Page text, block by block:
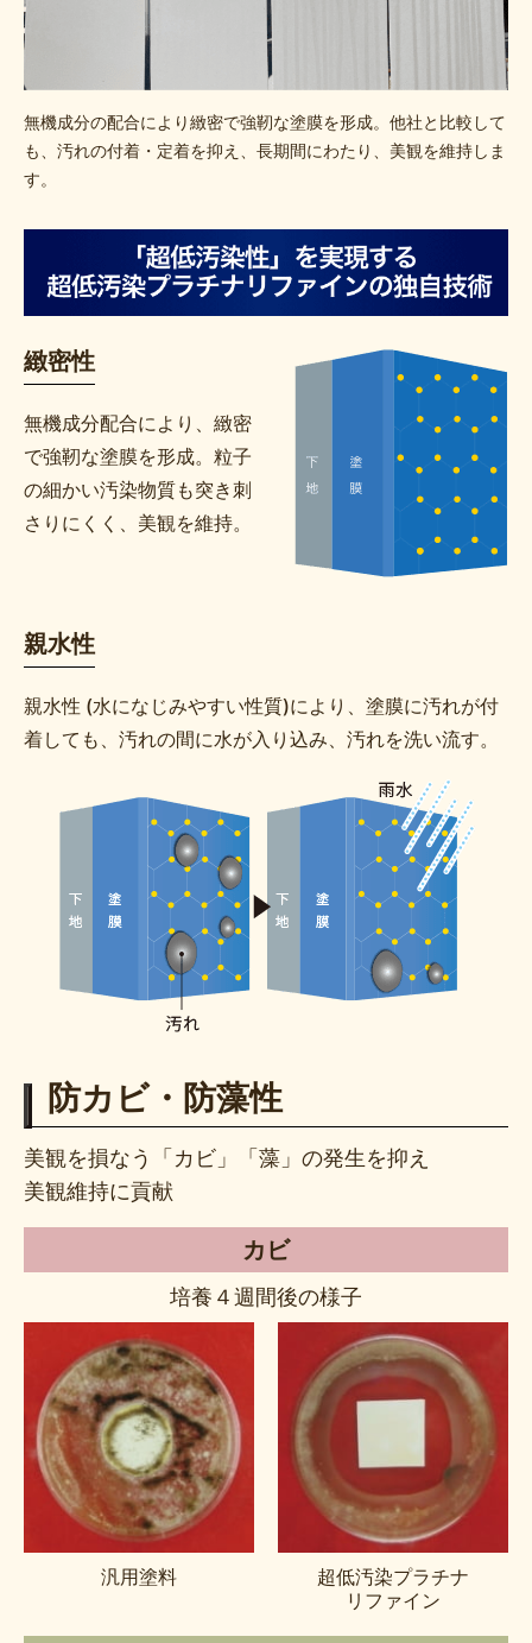
無機成分の配合により緻密で強靭な塗膜を形成。他社と比較して
も、汚れの付着・定着を抑え、長期間にわたり、美観を維持しま
す。
緻密性
無機成分配合により、緻密
で強靭な塗膜を形成。粒子
の細かい汚染物質も突き刺
さりにくく、美観を維持。
親水性
親水性 (水になじみやすい性質)により、塗膜に汚れが付
着しても、汚れの間に水が入り込み、汚れを洗い流す。
防カビ・防藻性
美観を損なう「カビ」「藻」の発生を抑え
美観維持に貢献
カビ
培養４週間後の様子
汎用塗料
超低汚染プラチナ
リファイン